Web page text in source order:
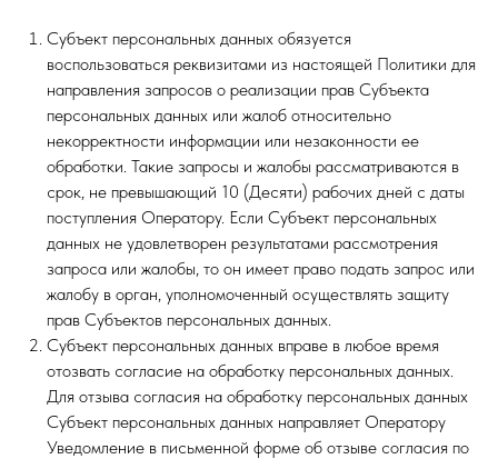
Субъект персональных данных обязуется
воспользоваться реквизитами из настоящей Политики для
направления запросов о реализации прав Субъекта
персональных данных или жалоб относительно
некорректности информации или незаконности ее
обработки. Такие запросы и жалобы рассматриваются в
срок, не превышающий 10 (Десяти) рабочих дней с даты
поступления Оператору. Если Субъект персональных
данных не удовлетворен результатами рассмотрения
запроса или жалобы, то он имеет право подать запрос или
жалобу в орган, уполномоченный осуществлять защиту
прав Субъектов персональных данных.
Субъект персональных данных вправе в любое время
отозвать согласие на обработку персональных данных.
Для отзыва согласия на обработку персональных данных
Субъект персональных данных направляет Оператору
Уведомление в письменной форме об отзыве согласия по